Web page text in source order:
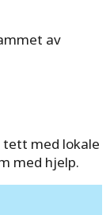
av
tett med lokale
med hjelp.